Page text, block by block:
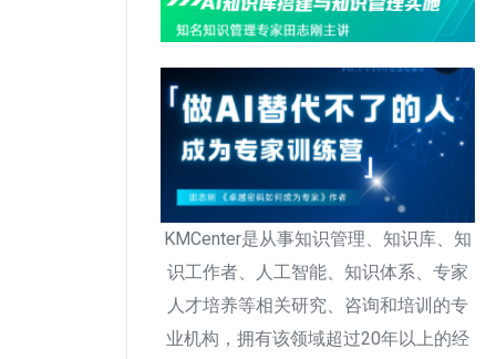
KMCenter是从事知识管理、知识库、知
识工作者、人工智能、知识体系、专家
人才培养等相关研究、咨询和培训的专
业机构，拥有该领域超过20年以上的经